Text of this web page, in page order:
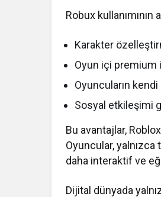
Robux
Karakter
Oyun içi premium
Oyuncuların
Sosyal etkileşimi
Bu avantajlar,
Oyuncular,
daha interaktif ve
Dijital dünyada